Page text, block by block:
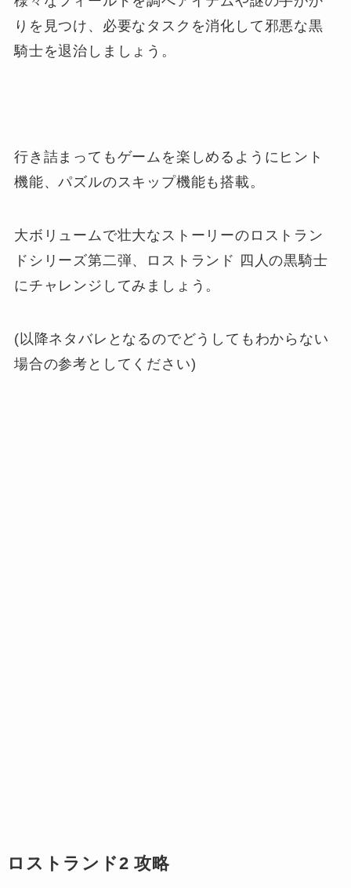
りを見つけ、必要なタスクを消化して邪悪な黒
騎士を退治しましょう。
行き詰まってもゲームを楽しめるようにヒント
機能、パズルのスキップ機能も搭載。
大ボリュームで壮大なストーリーのロストラン
ドシリーズ第二弾、ロストランド 四人の黒騎士
にチャレンジしてみましょう。
(以降ネタバレとなるのでどうしてもわからない
場合の参考としてください)
ロストランド2 攻略